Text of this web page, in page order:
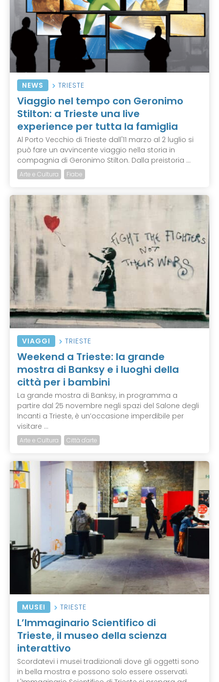
NEWS TRIESTE
Viaggio nel tempo con Geronimo
Stilton: a Trieste una live
experience per tutta la famiglia
Al Porto Vecchio di Trieste dall'11 marzo al 2 luglio si
può fare un avvincente viaggio nella storia in
compagnia di Geronimo Stilton. Dalla preistoria ...
Arte e Cultura Fiabe
VIAGGI TRIESTE
Weekend a Trieste: la grande
mostra di Banksy e i luoghi della
città per i bambini
La grande mostra di Banksy, in programma a
partire dal 25 novembre negli spazi del Salone degli
Incanti a Trieste, è un’occasione imperdibile per
visitare ...
Arte e Cultura Città d'arte
MUSEI TRIESTE
L’Immaginario Scientifico di
Trieste, il museo della scienza
interattivo
Scordatevi i musei tradizionali dove gli oggetti sono
in bella mostra e possono solo essere osservati.